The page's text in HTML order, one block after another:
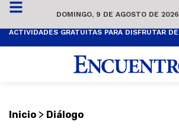
DOMINGO, 9 DE AGOSTO DE 2026
Inicio > Diálogo